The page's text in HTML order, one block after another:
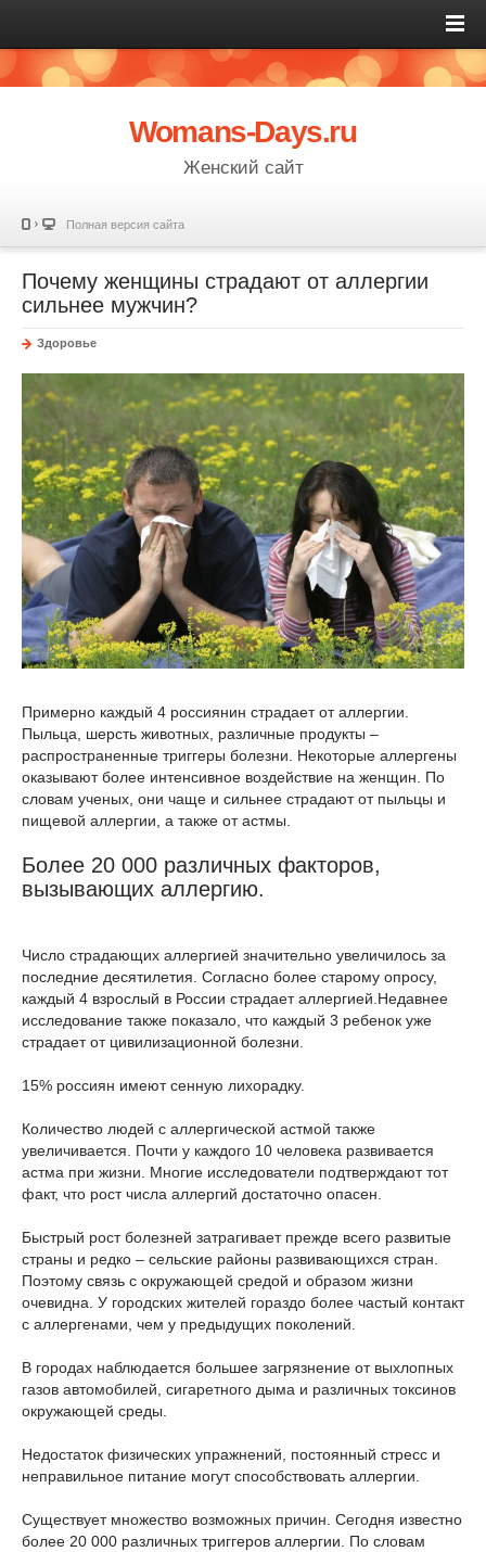
Womans-Days.ru
Женский сайт
Полная версия сайта
Почему женщины страдают от аллергии
сильнее мужчин?
Здоровье
Примерно каждый 4 россиянин страдает от аллергии.
Пыльца, шерсть животных, различные продукты –
распространенные триггеры болезни. Некоторые аллергены
оказывают более интенсивное воздействие на женщин. По
словам ученых, они чаще и сильнее страдают от пыльцы и
пищевой аллергии, а также от астмы.
Более 20 000 различных факторов,
вызывающих аллергию.
Число страдающих аллергией значительно увеличилось за
последние десятилетия. Согласно более старому опросу,
каждый 4 взрослый в России страдает аллергией.Недавнее
исследование также показало, что каждый 3 ребенок уже
страдает от цивилизационной болезни.
15% россиян имеют сенную лихорадку.
Количество людей с аллергической астмой также
увеличивается. Почти у каждого 10 человека развивается
астма при жизни. Многие исследователи подтверждают тот
факт, что рост числа аллергий достаточно опасен.
Быстрый рост болезней затрагивает прежде всего развитые
страны и редко – сельские районы развивающихся стран.
Поэтому связь с окружающей средой и образом жизни
очевидна. У городских жителей гораздо более частый контакт
с аллергенами, чем у предыдущих поколений.
В городах наблюдается большее загрязнение от выхлопных
газов автомобилей, сигаретного дыма и различных токсинов
окружающей среды.
Недостаток физических упражнений, постоянный стресс и
неправильное питание могут способствовать аллергии.
Существует множество возможных причин. Сегодня известно
более 20 000 различных триггеров аллергии. По словам